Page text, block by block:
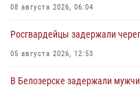
08 августа 2026, 06:04
Росгвардейцы задержали
05 августа 2026, 12:53
В Белозерске задержали